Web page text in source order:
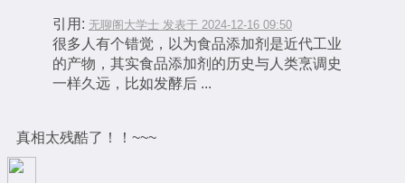
引用: 无聊阁大学士 发表于 2024-12-16 09:50
很多人有个错觉，以为食品添加剂是近代工业
的产物，其实食品添加剂的历史与人类烹调史
一样久远，比如发酵后 ...
真相太残酷了！！~~~